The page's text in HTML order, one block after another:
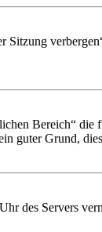
Bereich“
guter Grund,
des Servers